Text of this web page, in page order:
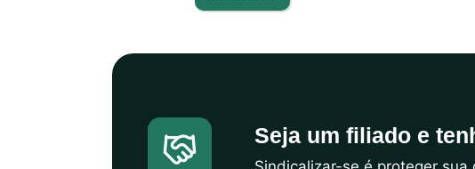
Seja um filiado e